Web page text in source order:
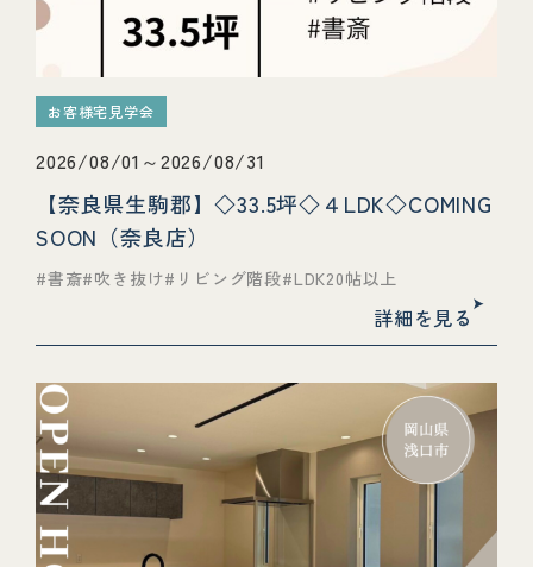
お客様宅見学会
2026/08/01～2026/08/31
【奈良県生駒郡】◇33.5坪◇４LDK◇COMING
SOON（奈良店）
書斎 吹き抜け リビング階段 LDK20帖以上
詳細を見る